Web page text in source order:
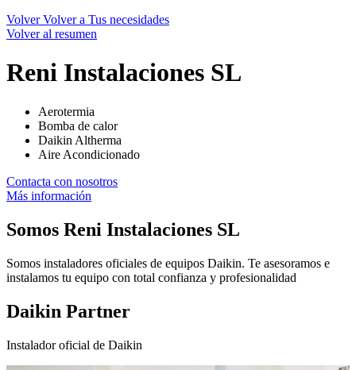
Volver Volver a Tus necesidades
Volver al resumen
Reni Instalaciones SL
Aerotermia
Bomba de calor
Daikin Altherma
Aire Acondicionado
Contacta con nosotros
Más información
Somos Reni Instalaciones SL
Somos instaladores oficiales de equipos Daikin. Te asesoramos e
instalamos tu equipo con total confianza y profesionalidad
Daikin Partner
Instalador oficial de Daikin